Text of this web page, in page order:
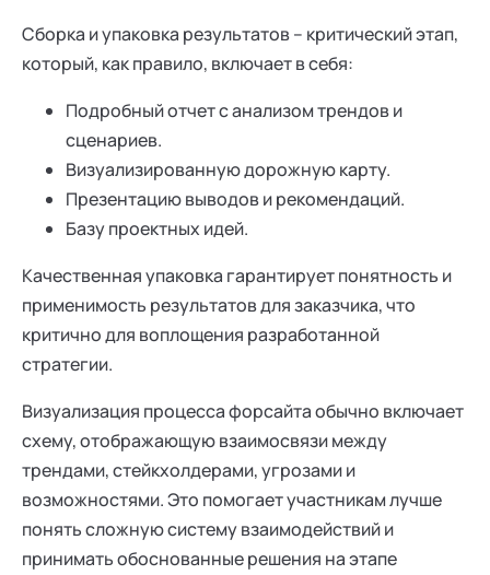
Сборка и упаковка результатов – критический этап,
который, как правило, включает в себя:
Подробный отчет с анализом трендов и
сценариев.
Визуализированную дорожную карту.
Презентацию выводов и рекомендаций.
Базу проектных идей.
Качественная упаковка гарантирует понятность и
применимость результатов для заказчика, что
критично для воплощения разработанной
стратегии.
Визуализация процесса форсайта обычно включает
схему, отображающую взаимосвязи между
трендами, стейкхолдерами, угрозами и
возможностями. Это помогает участникам лучше
понять сложную систему взаимодействий и
принимать обоснованные решения на этапе